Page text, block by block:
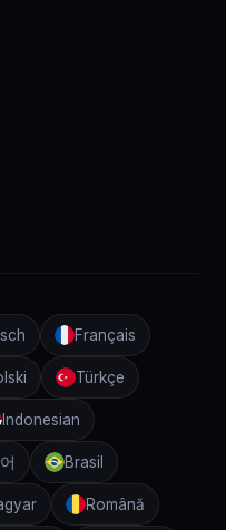
Français
Türkçe
Indonesian
Brasil
Română